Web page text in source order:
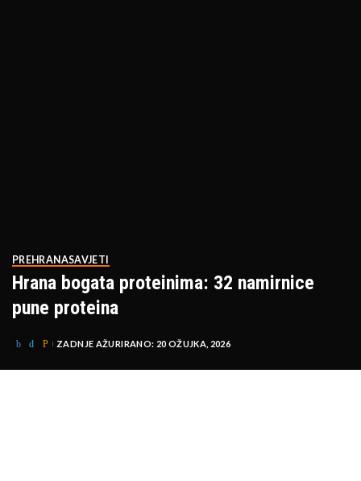
PREHRANASAVJETI
Hrana bogata proteinima: 32 namirnice
pune proteina
ZADNJE AŽURIRANO: 20 OŽUJKA, 2026